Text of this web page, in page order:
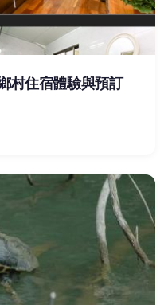
村住宿體驗與預訂